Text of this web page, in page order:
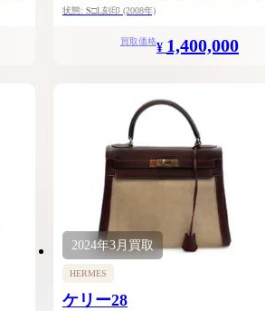
状態: S□L刻印 (2008年)
買取価格¥ 1,400,000
2024年3月買取
HERMES
ケリー28